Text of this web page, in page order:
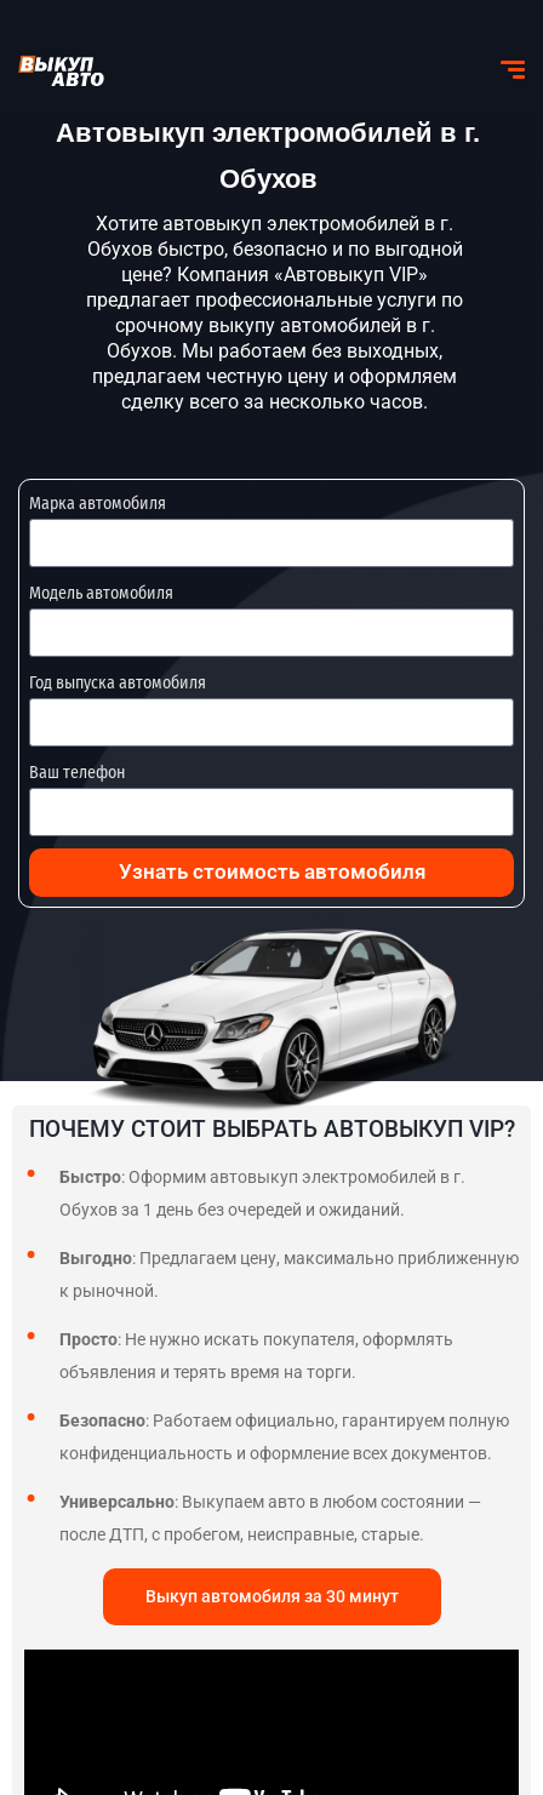
Автовыкуп электромобилей в г.
Обухов
Хотите автовыкуп электромобилей в г.
Обухов быстро, безопасно и по выгодной
цене? Компания «Автовыкуп VIP»
предлагает профессиональные услуги по
срочному выкупу автомобилей в г.
Обухов. Мы работаем без выходных,
предлагаем честную цену и оформляем
сделку всего за несколько часов.
Марка автомобиля
Модель автомобиля
Год выпуска автомобиля
Ваш телефон
Узнать стоимость автомобиля
ПОЧЕМУ СТОИТ ВЫБРАТЬ АВТОВЫКУП VIP?
Быстро: Оформим автовыкуп электромобилей в г.
Обухов за 1 день без очередей и ожиданий.
Выгодно: Предлагаем цену, максимально приближенную
к рыночной.
Просто: Не нужно искать покупателя, оформлять
объявления и терять время на торги.
Безопасно: Работаем официально, гарантируем полную
конфиденциальность и оформление всех документов.
Универсально: Выкупаем авто в любом состоянии —
после ДТП, с пробегом, неисправные, старые.
Выкуп автомобиля за 30 минут